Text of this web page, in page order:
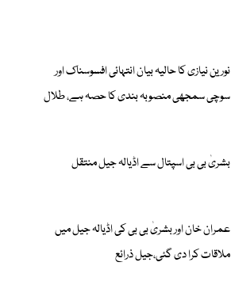
نورین نیازی کا حالیہ بیان انتہائی افسوسناک اور
سوچی سمجھی منصوبہ بندی کا حصہ ہے، طلال
بشریٰ بی بی اسپتال سے اڈیالہ جیل منتقل
عمران خان اور بشریٰ بی بی کی اڈیالہ جیل میں
ملاقات کرا دی گئی،جیل ذرائع